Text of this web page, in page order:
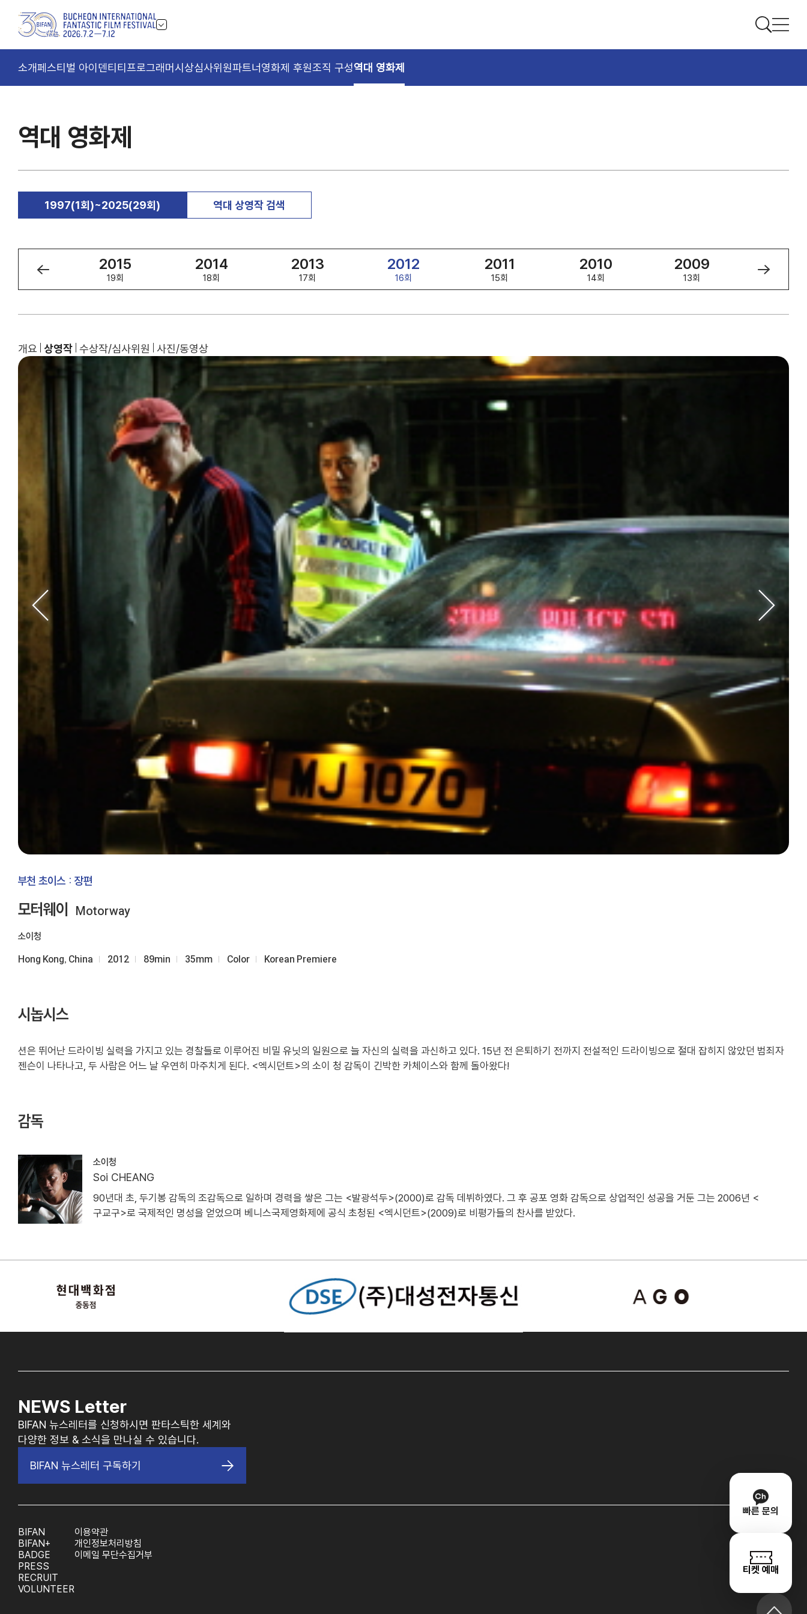
빠른 문의
티켓 예매
소개페스티벌 아이덴티티 프로그래머시상심사위원파트너영화제 후원조직 구성역대 영화제
역대 영화제
1997(1회)~2025(29회) 역대 상영작 검색
2015
19회
2014
18회
2013
17회
2012
16회
2011
15회
2010
14회
2009
13회
개요 상영작 수상작/심사위원 사진/동영상
부천 초이스 : 장편
모터웨이 Motorway
소이청
Hong Kong, China 2012 89min 35mm Color Korean Premiere
시놉시스
션은 뛰어난 드라이빙 실력을 가지고 있는 경찰들로 이루어진 비밀 유닛의 일원으로 늘 자신의 실력을 과신하고 있다. 15년 전 은퇴하기 전까지 전설적인 드라이빙으로 절대 잡히지 않았던 범죄자
젠슨이 나타나고, 두 사람은 어느 날 우연히 마주치게 된다. <엑시던트>의 소이 청 감독이 긴박한 카체이스와 함께 돌아왔다!
감독
소이청
Soi CHEANG
90년대 초, 두기봉 감독의 조감독으로 일하며 경력을 쌓은 그는 <발광석두>(2000)로 감독 데뷔하였다. 그 후 공포 영화 감독으로 상업적인 성공을 거둔 그는 2006년 <
구교구>로 국제적인 명성을 얻었으며 베니스국제영화제에 공식 초청된 <엑시던트>(2009)로 비평가들의 찬사를 받았다.
NEWS Letter
BIFAN 뉴스레터를 신청하시면 판타스틱한 세계와
다양한 정보 & 소식을 만나실 수 있습니다.
BIFAN 뉴스레터 구독하기
BIFAN
BIFAN+
BADGE
PRESS
RECRUIT
VOLUNTEER
이용약관
개인정보처리방침
이메일 무단수집거부